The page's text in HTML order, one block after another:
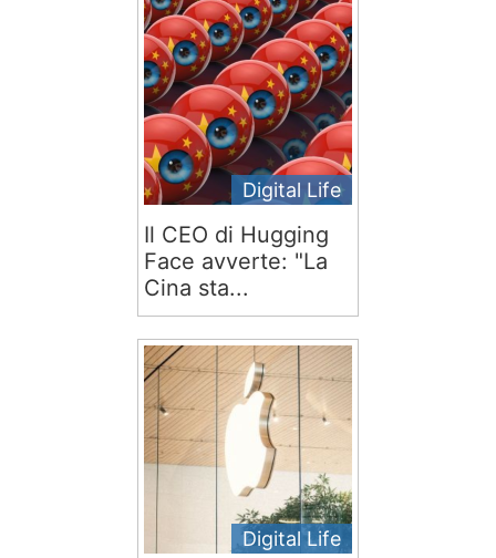
Digital Life
Il CEO di Hugging
Face avverte: "La
Cina sta...
Digital Life